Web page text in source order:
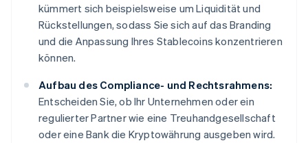
kümmert sich beispielsweise um Liquidität und
Rückstellungen, sodass Sie sich auf das Branding
und die Anpassung Ihres Stablecoins konzentrieren
können.
Aufbau des Compliance- und Rechtsrahmens:
Entscheiden Sie, ob Ihr Unternehmen oder ein
regulierter Partner wie eine Treuhandgesellschaft
oder eine Bank die Kryptowährung ausgeben wird.